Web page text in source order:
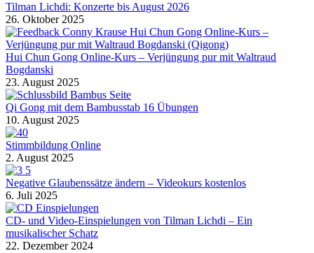
Tilman Lichdi: Konzerte bis August 2026
26. Oktober 2025
Hui Chun Gong Online-Kurs – Verjüngung pur mit Waltraud
Bogdanski
23. August 2025
Qi Gong mit dem Bambusstab 16 Übungen
10. August 2025
Stimmbildung Online
2. August 2025
Negative Glaubenssätze ändern – Videokurs kostenlos
6. Juli 2025
CD- und Video-Einspielungen von Tilman Lichdi – Ein
musikalischer Schatz
22. Dezember 2024